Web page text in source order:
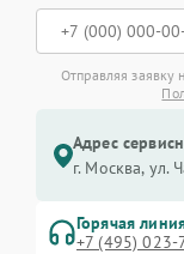
Отправляя заявку
Адрес
г. Москва, ул.
Горячая
+7 (495) 023-